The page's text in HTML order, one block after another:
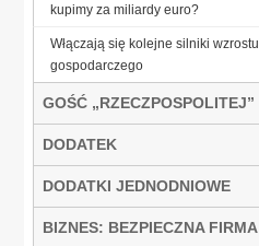
kupimy za miliardy euro?
Włączają się kolejne silniki wzrostu
gospodarczego
GOŚĆ „RZECZPOSPOLITEJ”
DODATEK
DODATKI JEDNODNIOWE
BIZNES: BEZPIECZNA FIRMA